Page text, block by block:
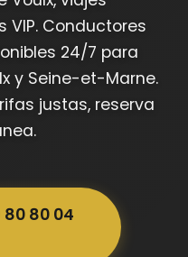
VIP. Conductores
24/7 para
y Seine-et-Marne.
justas, reserva
80 80 04